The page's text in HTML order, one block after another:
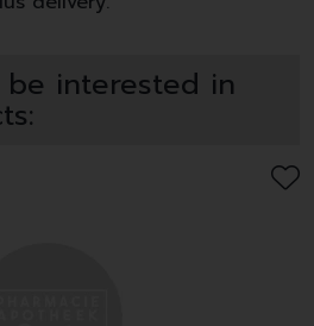
be interested in